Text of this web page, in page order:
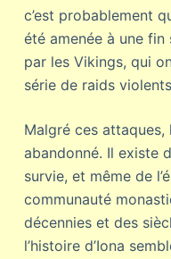
c’est probablement
été amenée à une
par les Vikings, qui
série de raids
Malgré ces attaques,
abandonné. Il existe
survie, et même de
communauté
décennies et des
l’histoire d’Iona